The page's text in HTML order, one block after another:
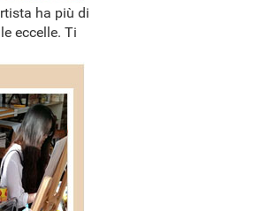
ha più di
eccelle. Ti